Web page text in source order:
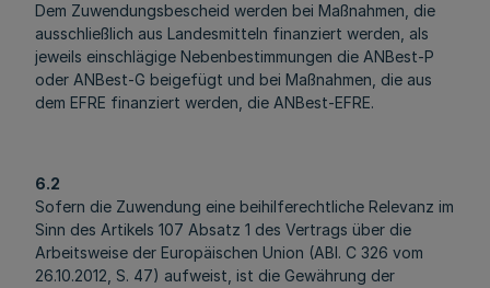
Dem Zuwendungsbescheid werden bei Maßnahmen, die
ausschließlich aus Landesmitteln finanziert werden, als
jeweils einschlägige Nebenbestimmungen die ANBest-P
oder ANBest-G beigefügt und bei Maßnahmen, die aus
dem EFRE finanziert werden, die ANBest-EFRE.
6.2
Sofern die Zuwendung eine beihilferechtliche Relevanz im
Sinn des Artikels 107 Absatz 1 des Vertrags über die
Arbeitsweise der Europäischen Union (ABl. C 326 vom
26.10.2012, S. 47) aufweist, ist die Gewährung der